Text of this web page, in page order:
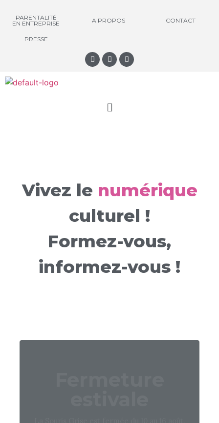
PARENTALITÉ
EN ENTREPRISE
A PROPOS CONTACT
PRESSE
Vivez le numérique
culturel !
Formez-vous,
informez-vous !